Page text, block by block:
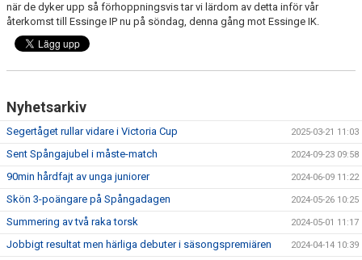
när de dyker upp så förhoppningsvis tar vi lärdom av detta inför vår
återkomst till Essinge IP nu på söndag, denna gång mot Essinge IK.
Nyhetsarkiv
Segertåget rullar vidare i Victoria Cup 2025-03-21 11:03
Sent Spångajubel i måste-match 2024-09-23 09:58
90min hårdfajt av unga juniorer 2024-06-09 11:22
Skön 3-poängare på Spångadagen 2024-05-26 10:25
Summering av två raka torsk 2024-05-01 11:17
Jobbigt resultat men härliga debuter i säsongspremiären 2024-04-14 10:39